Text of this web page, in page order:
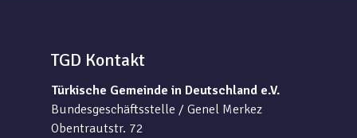
TGD Kontakt
Türkische Gemeinde in Deutschland e.V.
Bundesgeschäftsstelle / Genel Merkez
Obentrautstr. 72